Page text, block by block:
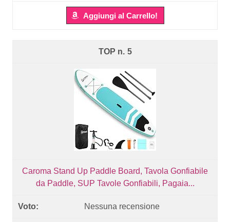
Aggiungi al Carrello!
5
Caroma Stand Up Paddle Board, Tavola Gonfiabile
da Paddle, SUP Tavole Gonfiabili, Pagaia...
Nessuna recensione